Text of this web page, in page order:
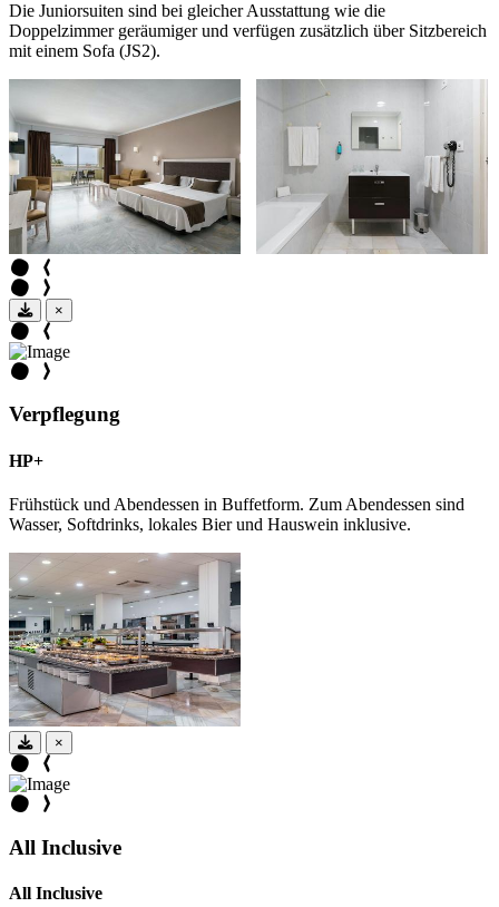
Die Juniorsuiten sind bei gleicher Ausstattung wie die
Doppelzimmer geräumiger und verfügen zusätzlich über Sitzbereich
mit einem Sofa (JS2).
×
Verpflegung
HP+
Frühstück und Abendessen in Buffetform. Zum Abendessen sind
Wasser, Softdrinks, lokales Bier und Hauswein inklusive.
×
All Inclusive
All Inclusive